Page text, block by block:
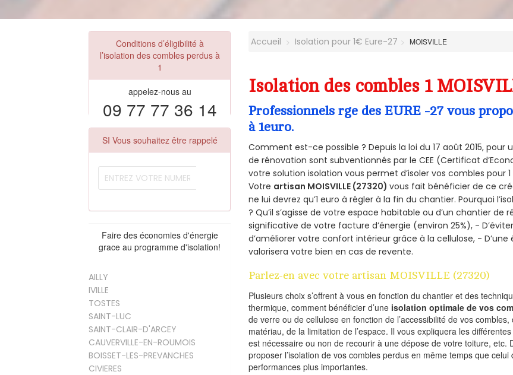
Conditions d’éligibilité à
l’isolation des combles perdus à
1
appelez-nous au
09 77 77 36 14
SI Vous souhaitez être rappelé
Faire des économies d'énergie
grace au programme d'isolation!
AILLY
IVILLE
TOSTES
SAINT-LUC
SAINT-CLAIR-D'ARCEY
CAUVERVILLE-EN-ROUMOIS
BOISSET-LES-PREVANCHES
CIVIERES
Accueil Isolation pour 1€ Eure-27 MOISVILLE
Isolation des combles 1
Professionnels rge des EURE -27 vous
à 1euro.
Comment est-ce possible ? Depuis la loi du 17 août 2015,
de rénovation sont subventionnés par le CEE (Certificat
votre solution isolation vous permet d’isoler vos combles
Votre artisan MOISVILLE (27320)vous fait bénéficier de ce
ne lui devrez qu’1 euro à régler à la fin du chantier. Pourquoi
? Qu’il s’agisse de votre espace habitable ou d’un chantier
significative de votre facture d’énergie (environ 25%), -
d’améliorer votre confort intérieur grâce à la cellulose, -
valorisera votre bien en cas de revente.
Parlez-en avec votre artisan MOISVILLE (27320)
Plusieurs choix s’offrent à vous en fonction du chantier et des
thermique, comment bénéficier d’une isolation optimale de vos
de verre ou de cellulose en fonction de l’accessibilité de vos
matériau, de la limitation de l’espace. Il vous expliquera les
est nécessaire ou non de recourir à une dépose de votre toiture, etc.
proposer l’isolation de vos combles perdus en même temps que
performances plus importantes.